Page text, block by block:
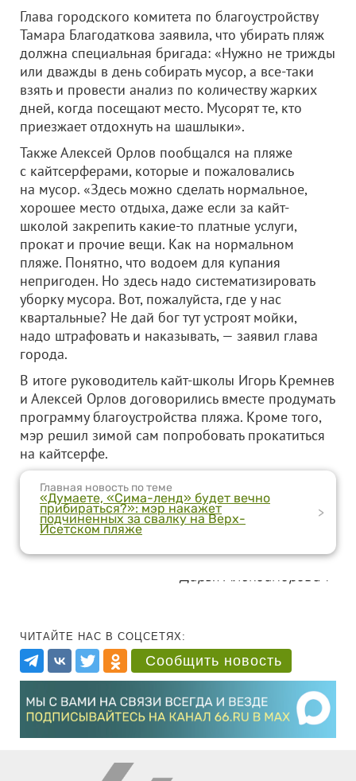
Глава городского комитета по благоустройству
Тамара Благодаткова заявила, что убирать пляж
должна специальная бригада: «Нужно не трижды
или дважды в день собирать мусор, а все-таки
взять и провести анализ по количеству жарких
дней, когда посещают место. Мусорят те, кто
приезжает отдохнуть на шашлыки».
Также Алексей Орлов пообщался на пляже
с кайтсерферами, которые и пожаловались
на мусор. «Здесь можно сделать нормальное,
хорошее место отдыха, даже если за кайт-
школой закрепить какие-то платные услуги,
прокат и прочие вещи. Как на нормальном
пляже. Понятно, что водоем для купания
непригоден. Но здесь надо систематизировать
уборку мусора. Вот, пожалуйста, где у нас
квартальные? Не дай бог тут устроят мойки,
надо штрафовать и наказывать, — заявил глава
города.
В итоге руководитель кайт-школы Игорь Кремнев
и Алексей Орлов договорились вместе продумать
программу благоустройства пляжа. Кроме того,
мэр решил зимой сам попробовать прокатиться
на кайтсерфе.
Главная новость по теме
«Думаете, «Сима-ленд» будет вечно
прибираться?»: мэр накажет
подчиненных за свалку на Верх-
Исетском пляже
>
Дарья Александрович
ЧИТАЙТЕ НАС В СОЦСЕТЯХ:
Сообщить новость